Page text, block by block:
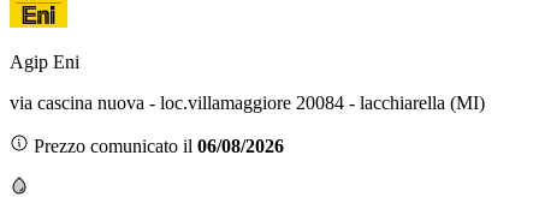
Agip Eni
via cascina nuova - loc.villamaggiore 20084 - lacchiarella (MI)
Prezzo comunicato il 06/08/2026